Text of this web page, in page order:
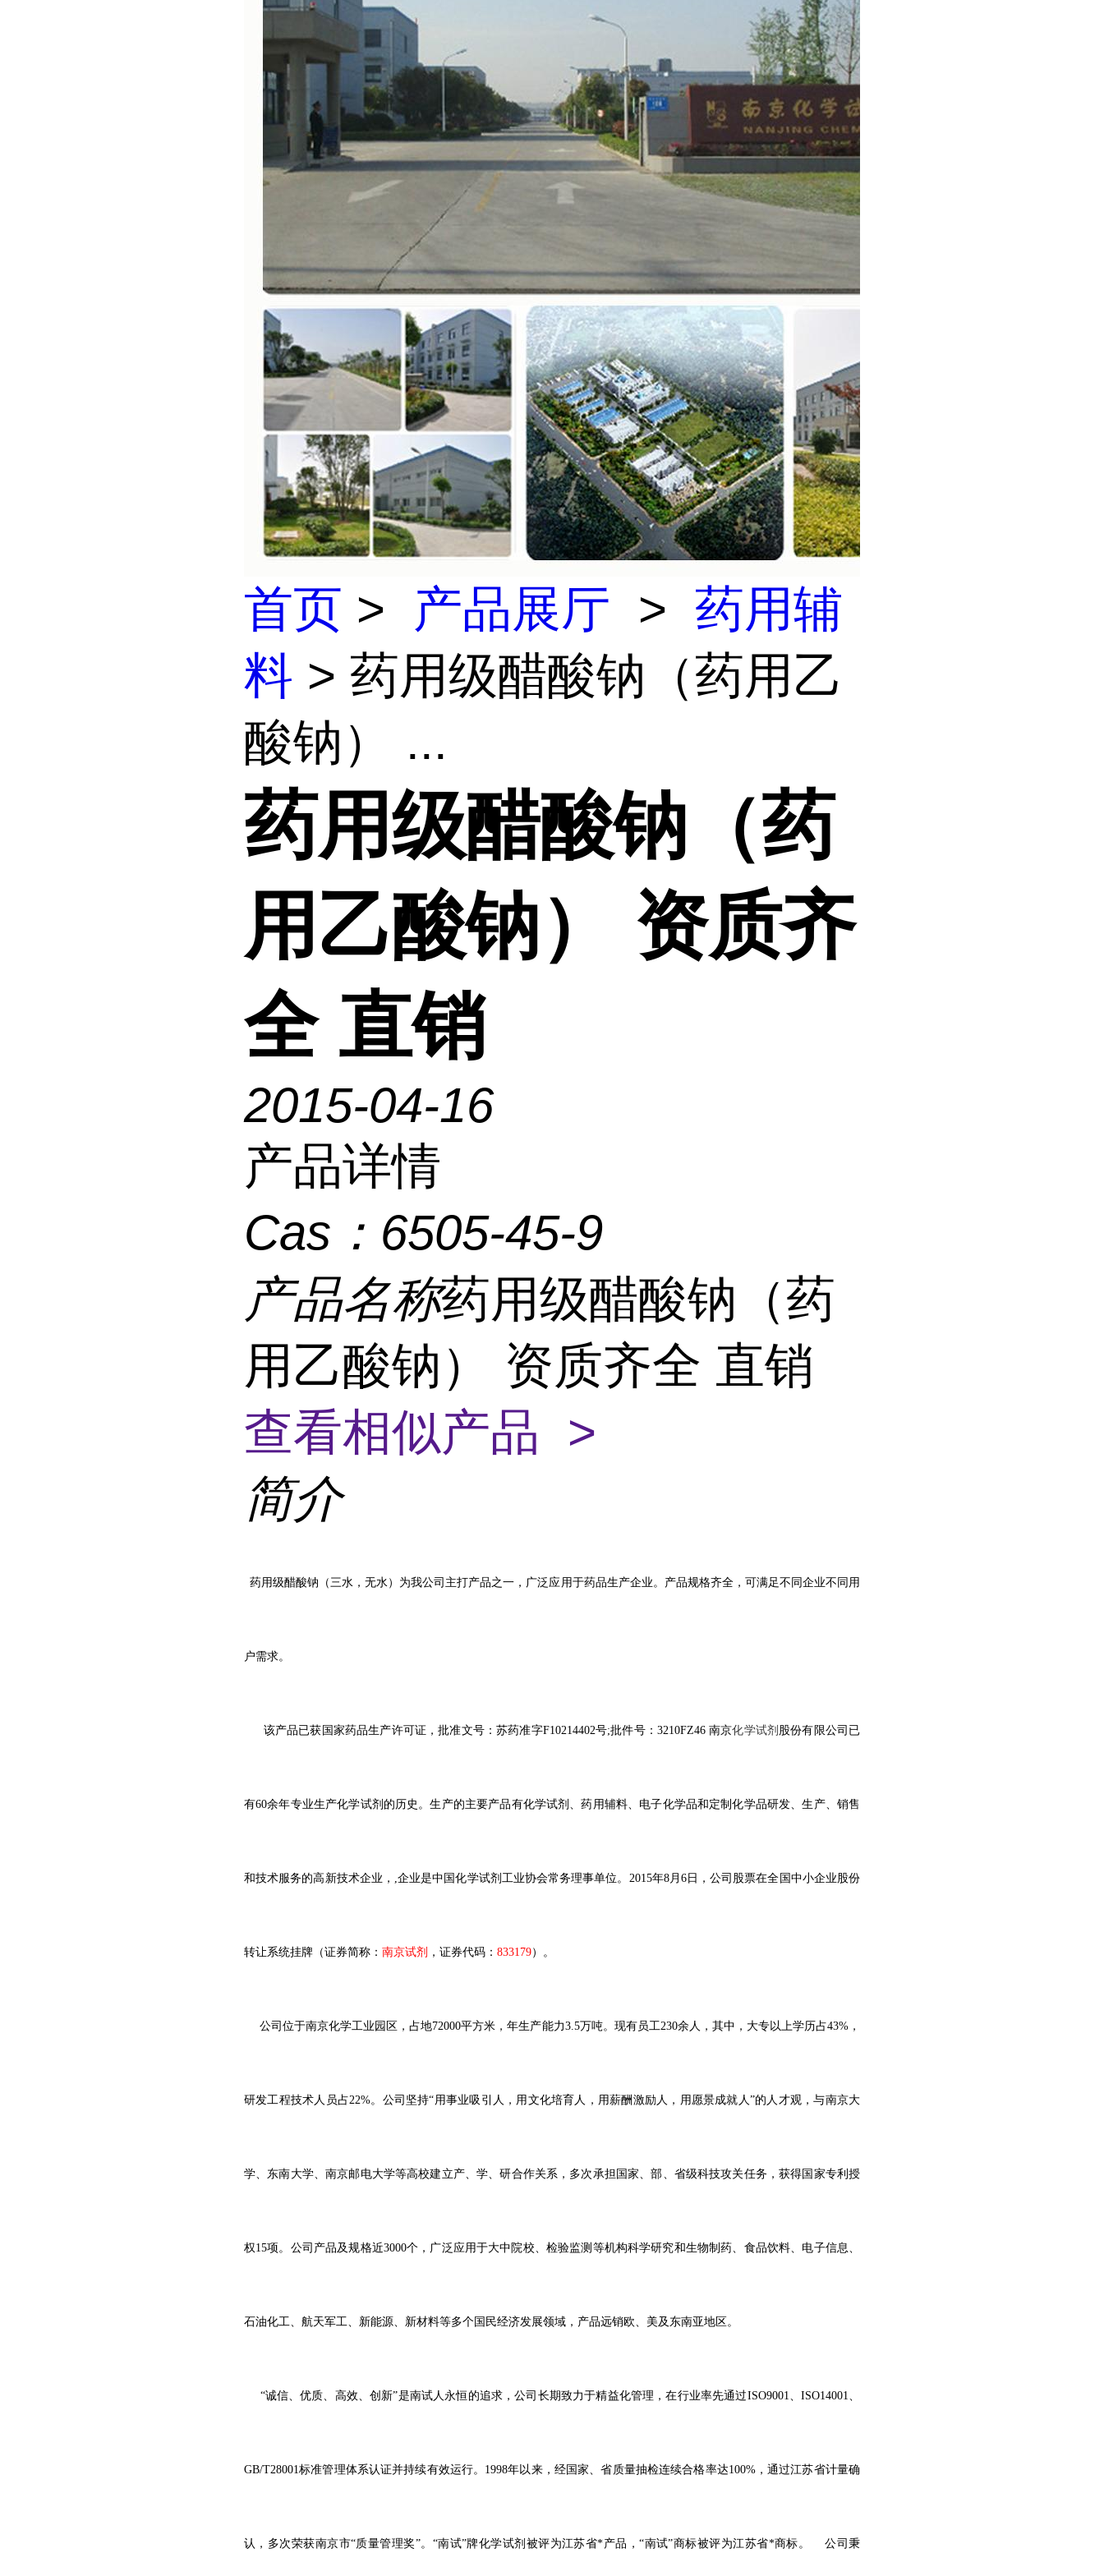
首页 > 产品展厅 > 药用辅
料 > 药用级醋酸钠（药用乙
酸钠） ...
药用级醋酸钠（药
用乙酸钠） 资质齐
全 直销
2015-04-16
产品详情
Cas： 6505-45-9
产品名称药用级醋酸钠（药
用乙酸钠） 资质齐全 直销
查看相似产品 >
简介
药用级醋酸钠（三水，无水）为我公司主打产品之一，广泛应用于药品生产企业。产品规格齐全，可满足不同企业不同用
户需求。
该产品已获国家药品生产许可证，批准文号：苏药准字F10214402号;批件号：3210FZ46 南京化学试剂 股份有限公司已
有60余年专业生产化学试剂的历史。生产的主要产品有化学试剂、药用辅料、电子化学品和定制化学品研发、生产、销售
和技术服务的高新技术企业 ， ,企业是中国化学试剂工业协会常务理事单位。 2015年8月6日，公司股票在全国中小企业股份
转让系统挂牌（证券简称： 南京试剂 ，证券代码： 833179）。
公司位于南京化学工业园区，占地72000平方米，年生产能力3.5万吨。现有员工230余人，其中，大专以上学历占43%，
研发工程技术人员占22%。公司坚持“用事业吸引人，用文化培育人，用薪酬激励人，用愿景成就人”的人才观，与南京大
学、东南大学、南京邮电大学等高校建立产、学、研合作关系，多次承担国家、部、省级科技攻关任务，获得国家专利授
权15项。公司产品及规格近3000个，广泛应用于大中院校、检验监测等机构科学研究和生物制药、食品饮料、电子信息、
石油化工、航天军工、新能源、新材料等多个国民经济发展领域，产品远销欧、美及东南亚地区。
“诚信、优质、高效、创新”是南试人永恒的追求，公司长期致力于精益化管理，在行业率先通过ISO9001、ISO14001、
GB/T28001标准管理体系认证并持续有效运行。1998年以来，经国家、省质量抽检连续合格率达100%，通过江苏省计量确
认，多次荣获南京市“质量管理奖”。“南试”牌化学试剂被评为江苏省*产品，“南试”商标被评为江苏省*商标。 公司秉